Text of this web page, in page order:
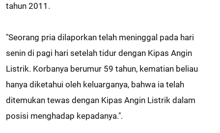
tahun 2011.
"Seorang pria dilaporkan telah meninggal pada hari
senin di pagi hari setelah tidur dengan Kipas Angin
Listrik. Korbanya berumur 59 tahun, kematian beliau
hanya diketahui oleh keluarganya, bahwa ia telah
ditemukan tewas dengan Kipas Angin Listrik dalam
posisi menghadap kepadanya.".